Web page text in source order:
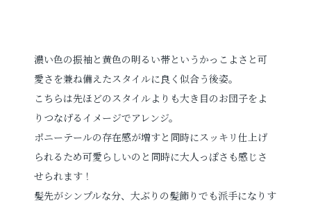
濃い色の振袖と黄色の明るい帯というかっこよさと可
愛さを兼ね備えたスタイルに良く似合う後姿。
こちらは先ほどのスタイルよりも大き目のお団子をよ
りつなげるイメージでアレンジ。
ポニーテールの存在感が増すと同時にスッキリ仕上げ
られるため可愛らしいのと同時に大人っぽさも感じさ
せられます！
髪先がシンプルな分、大ぶりの髪飾りでも派手になりす